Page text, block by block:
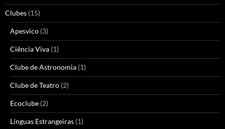
Clubes (15)
Apesvico (3)
Ciência Viva (1)
Clube de Astronomia (1)
Clube de Teatro (2)
Ecoclube (2)
Línguas Estrangeiras (1)